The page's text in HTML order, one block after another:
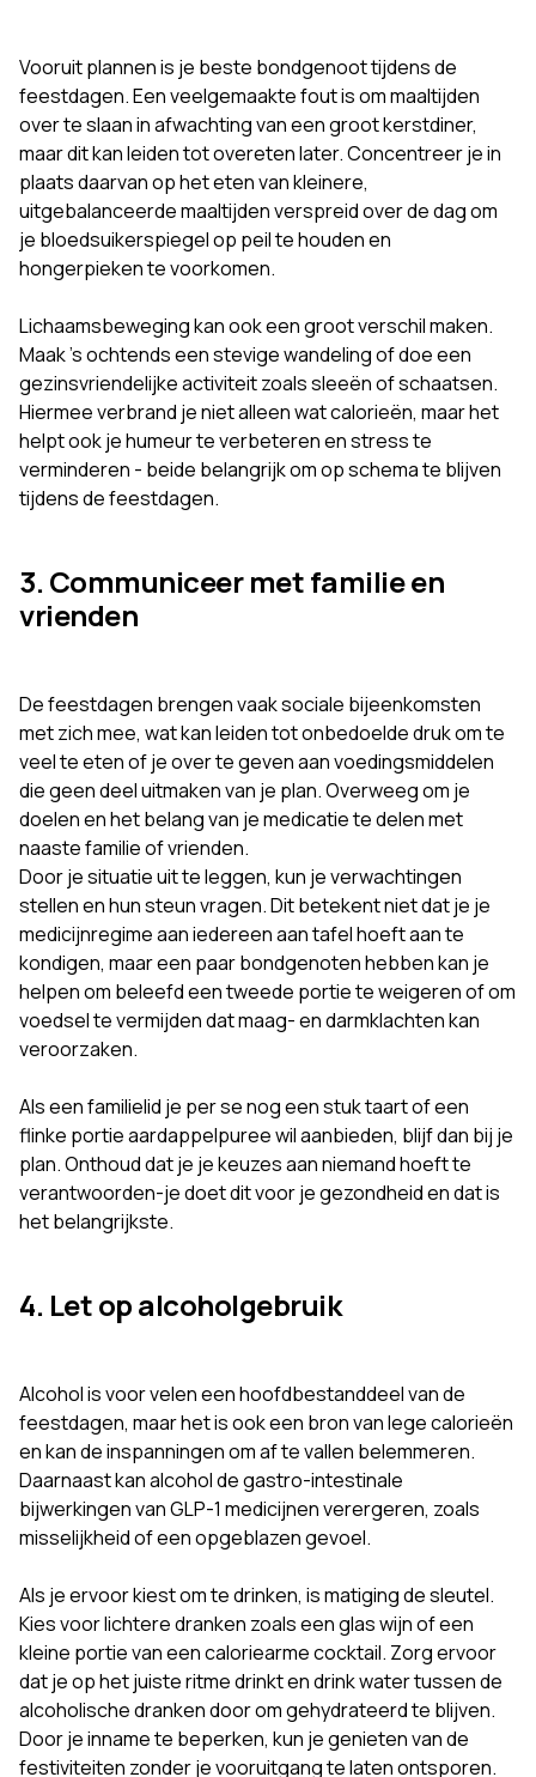
Vooruit plannen is je beste bondgenoot tijdens de
feestdagen. Een veelgemaakte fout is om maaltijden
over te slaan in afwachting van een groot kerstdiner,
maar dit kan leiden tot overeten later. Concentreer je in
plaats daarvan op het eten van kleinere,
uitgebalanceerde maaltijden verspreid over de dag om
je bloedsuikerspiegel op peil te houden en
hongerpieken te voorkomen.
Lichaamsbeweging kan ook een groot verschil maken.
Maak 's ochtends een stevige wandeling of doe een
gezinsvriendelijke activiteit zoals sleeën of schaatsen.
Hiermee verbrand je niet alleen wat calorieën, maar het
helpt ook je humeur te verbeteren en stress te
verminderen - beide belangrijk om op schema te blijven
tijdens de feestdagen.
3. Communiceer met familie en
vrienden
De feestdagen brengen vaak sociale bijeenkomsten
met zich mee, wat kan leiden tot onbedoelde druk om te
veel te eten of je over te geven aan voedingsmiddelen
die geen deel uitmaken van je plan. Overweeg om je
doelen en het belang van je medicatie te delen met
naaste familie of vrienden.
Door je situatie uit te leggen, kun je verwachtingen
stellen en hun steun vragen. Dit betekent niet dat je je
medicijnregime aan iedereen aan tafel hoeft aan te
kondigen, maar een paar bondgenoten hebben kan je
helpen om beleefd een tweede portie te weigeren of om
voedsel te vermijden dat maag- en darmklachten kan
veroorzaken.
Als een familielid je per se nog een stuk taart of een
flinke portie aardappelpuree wil aanbieden, blijf dan bij je
plan. Onthoud dat je je keuzes aan niemand hoeft te
verantwoorden-je doet dit voor je gezondheid en dat is
het belangrijkste.
4. Let op alcoholgebruik
Alcohol is voor velen een hoofdbestanddeel van de
feestdagen, maar het is ook een bron van lege calorieën
en kan de inspanningen om af te vallen belemmeren.
Daarnaast kan alcohol de gastro-intestinale
bijwerkingen van GLP-1 medicijnen verergeren, zoals
misselijkheid of een opgeblazen gevoel.
Als je ervoor kiest om te drinken, is matiging de sleutel.
Kies voor lichtere dranken zoals een glas wijn of een
kleine portie van een caloriearme cocktail. Zorg ervoor
dat je op het juiste ritme drinkt en drink water tussen de
alcoholische dranken door om gehydrateerd te blijven.
Door je inname te beperken, kun je genieten van de
festiviteiten zonder je vooruitgang te laten ontsporen.